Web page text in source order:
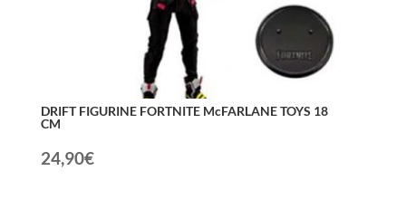
DRIFT FIGURINE FORTNITE McFARLANE TOYS 18
CM
24,90€